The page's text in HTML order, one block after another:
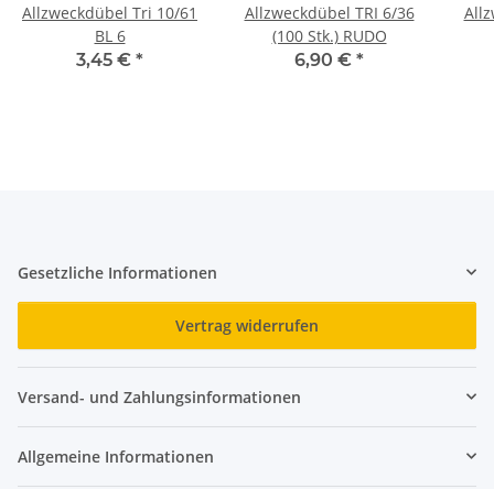
Allzweckdübel Tri 10/61
BL 6
3,45 € *
Allzweckdübel TRI 6/36
(100 Stk.) RUDO
6,90 € *
Gesetzliche Informationen
Vertrag widerrufen
Versand- und Zahlungsinformationen
Allgemeine Informationen